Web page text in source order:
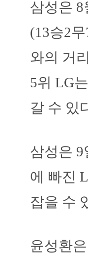
삼성은 8
(13승2
와의 거
5위 LG
갈 수 있
삼성은
에 빠진
잡을 수
윤성환